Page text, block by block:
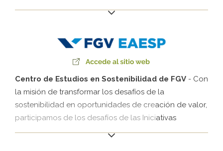
empresariales en la agenda de la integridad, con
y lucha contra la corrupción en Brasil.
Centro de Estudios en Sostenibilidad de FGV - Con
la misión de transformar los desafíos de la
sostenibilidad en oportunidades de creación de valor,
participamos de los desafíos de las Iniciativas
Empresariales de FGVces, que reúnen las agendas de